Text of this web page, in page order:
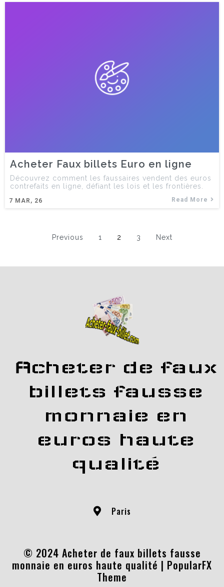
Acheter Faux billets Euro en ligne
7 MAR, 26
Découvrez comment les faussaires vendent des euros
contrefaits en ligne, défiant les lois et les frontières.
Read More
Previous 1 2 3 Next
Acheter de faux
billets fausse
monnaie en
euros haute
qualité
Paris
© 2024 Acheter de faux billets fausse
monnaie en euros haute qualité | PopularFX
Theme